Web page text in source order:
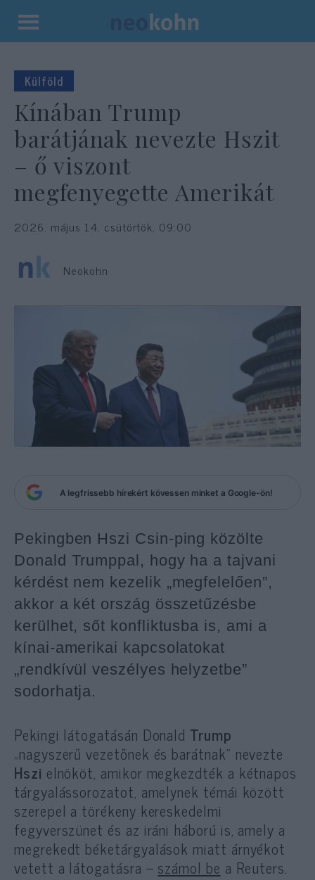
Kilépés
tartalomba
Külföld
Kínában Trump
barátjának nevezte Hszit
– ő viszont
megfenyegette Amerikát
2026. május 14. csütörtök, 09:00
Neokohn
A legfrissebb hírekért kövessen minket a Google-ön!
Pekingben Hszi Csin-ping közölte
Donald Trumppal, hogy ha a tajvani
kérdést nem kezelik „megfelelően”,
akkor a két ország összetűzésbe
kerülhet, sőt konfliktusba is, ami a
kínai-amerikai kapcsolatokat
„rendkívül veszélyes helyzetbe”
sodorhatja.
Pekingi látogatásán Donald Trump
„nagyszerű vezetőnek és barátnak” nevezte
Hszi elnököt, amikor megkezdték a kétnapos
tárgyalássorozatot, amelynek témái között
szerepel a törékeny kereskedelmi
fegyverszünet és az iráni háború is, amely a
megrekedt béketárgyalások miatt árnyékot
vetett a látogatásra – számol be a Reuters.